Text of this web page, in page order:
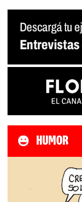
HUMOR